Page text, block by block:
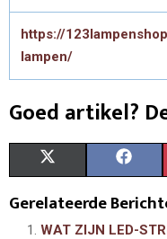
https://
lampen/
Goed artikel?
A
T A
C
Gerelateerde
WAT ZIJN LED-